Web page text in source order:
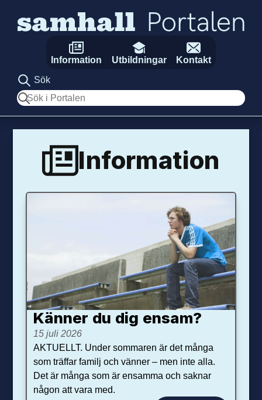
Information Utbildningar
Kontakt
Sök
Sök
Information
Känner du dig ensam?
15 juli 2026
AKTUELLT. Under sommaren är det många
som träffar familj och vänner – men inte alla.
Det är många som är ensamma och saknar
någon att vara med.